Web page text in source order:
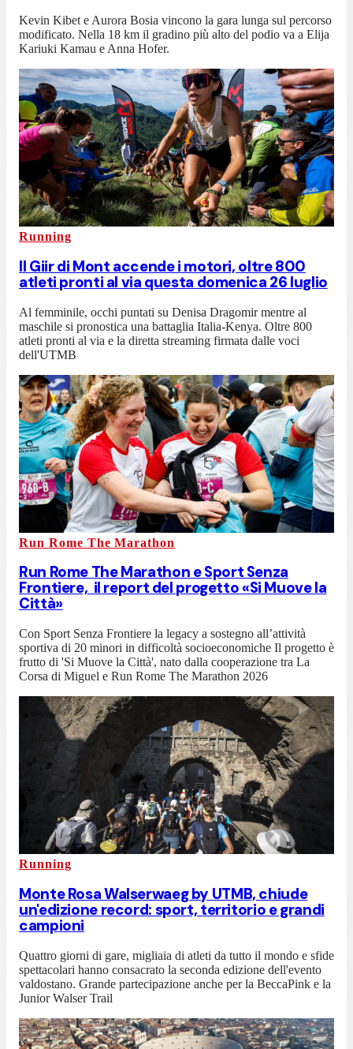
Kevin Kibet e Aurora Bosia vincono la gara lunga sul percorso
modificato. Nella 18 km il gradino più alto del podio va a Elija
Kariuki Kamau e Anna Hofer.
Running
Il Giir di Mont accende i motori, oltre 800
atleti pronti al via questa domenica 26 luglio
Al femminile, occhi puntati su Denisa Dragomir mentre al
maschile si pronostica una battaglia Italia-Kenya. Oltre 800
atleti pronti al via e la diretta streaming firmata dalle voci
dell'UTMB
Run Rome The Marathon
Run Rome The Marathon e Sport Senza
Frontiere, il report del progetto «Si Muove la
Città»
Con Sport Senza Frontiere la legacy a sostegno all’attività
sportiva di 20 minori in difficoltà socioeconomiche Il progetto è
frutto di 'Si Muove la Città', nato dalla cooperazione tra La
Corsa di Miguel e Run Rome The Marathon 2026
Running
Monte Rosa Walserwaeg by UTMB, chiude
un'edizione record: sport, territorio e grandi
campioni
Quattro giorni di gare, migliaia di atleti da tutto il mondo e sfide
spettacolari hanno consacrato la seconda edizione dell'evento
valdostano. Grande partecipazione anche per la BeccaPink e la
Junior Walser Trail